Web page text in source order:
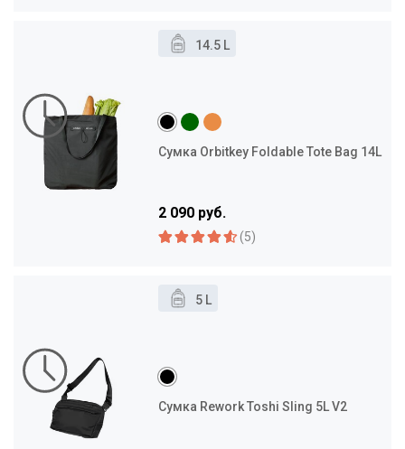
14.5 L
Сумка Orbitkey Foldable Tote Bag 14L
2 090 руб.
(5)
5 L
Сумка Rework Toshi Sling 5L V2